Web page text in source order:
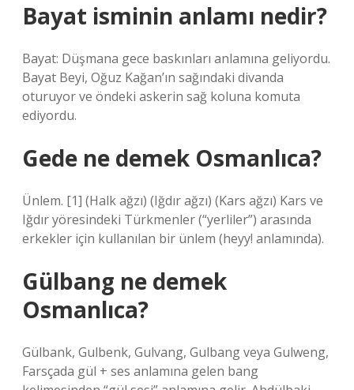
Bayat isminin anlamı nedir?
Bayat: Düşmana gece baskınları anlamına geliyordu.
Bayat Beyi, Oğuz Kağan’ın sağındaki divanda
oturuyor ve öndeki askerin sağ koluna komuta
ediyordu.
Gede ne demek Osmanlıca?
Ünlem. [1] (Halk ağzı) (Iğdır ağzı) (Kars ağzı) Kars ve
Iğdır yöresindeki Türkmenler (“yerliler”) arasında
erkekler için kullanılan bir ünlem (heyy! anlamında).
Gülbang ne demek
Osmanlıca?
Gülbank, Gulbenk, Gulvang, Gulbang veya Gulweng,
Farsçada gül + ses anlamına gelen bang